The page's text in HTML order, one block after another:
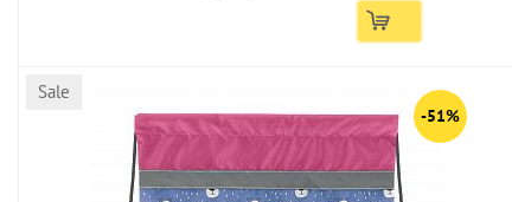
Sale
-51%